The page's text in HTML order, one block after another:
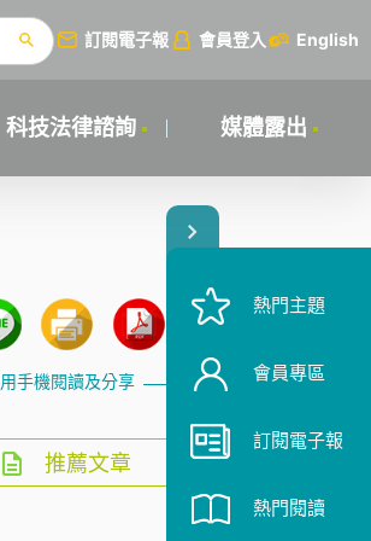
訂閱電子報 會員登入 English
科技法律諮詢 媒體露出
用手機閱讀及分享
推薦文章
熱門主題
會員專區
訂閱電子報
熱門閱讀